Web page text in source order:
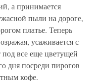
а принимается
пыли на дороге,
платье. Теперь
усаживается с
под все еще цветущей
дня посреди пирогов
кофе.